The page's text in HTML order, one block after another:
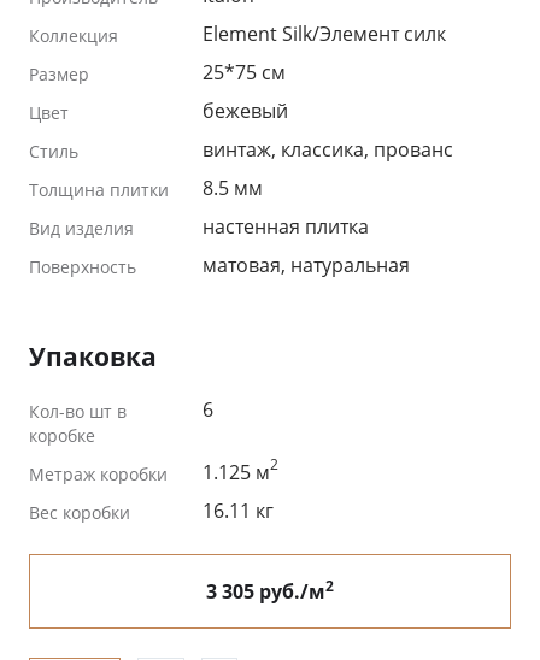
Коллекция Element Silk/Элемент силк
Размер 25*75 см
Цвет бежевый
Стиль винтаж, классика, прованс
Толщина плитки 8.5 мм
Вид изделия настенная плитка
Поверхность матовая, натуральная
Упаковка
Кол-во шт в
коробке
6
Метраж коробки 1.125 м2
Вес коробки 16.11 кг
3 305 руб./м2